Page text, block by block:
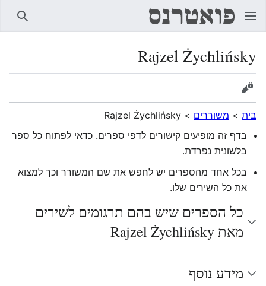
Rajzel Żychlińsky
הצגת מקור
בית > משוררים >
Rajzel Żychlińsky
בדף זה מופיעים קישורים לדפי ספרים. כדאי לפתוח כל ספר
בלשונית נפרדת.
בכל אחד מהספרים יש לחפש את שם המשורר וכך למצוא
את כל השירים שלו.
כל הספרים שיש בהם תרגומים לשירים
מאת Rajzel Żychlińsky
מידע נוסף